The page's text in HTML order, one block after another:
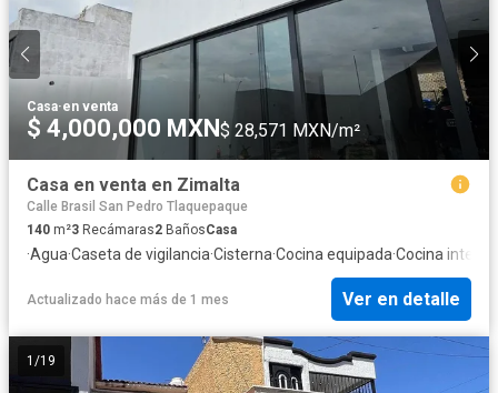
Casa·en venta
$ 4,000,000 MXN$ 28,571 MXN/m²
Casa en venta en Zimalta
Calle Brasil San Pedro Tlaquepaque
140 m²3 Recámaras2 BañosCasa
·Agua·Caseta de vigilancia·Cisterna·Cocina equipada·Cocina
Actualizado hace más de 1 mes Ver en detalle
1 /19